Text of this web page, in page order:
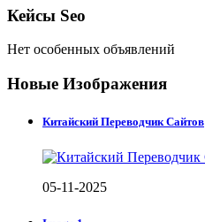
Кейсы Seo
Нет особенных объявлений
Новые Изображения
Китайский Переводчик Сайтов
05-11-2025